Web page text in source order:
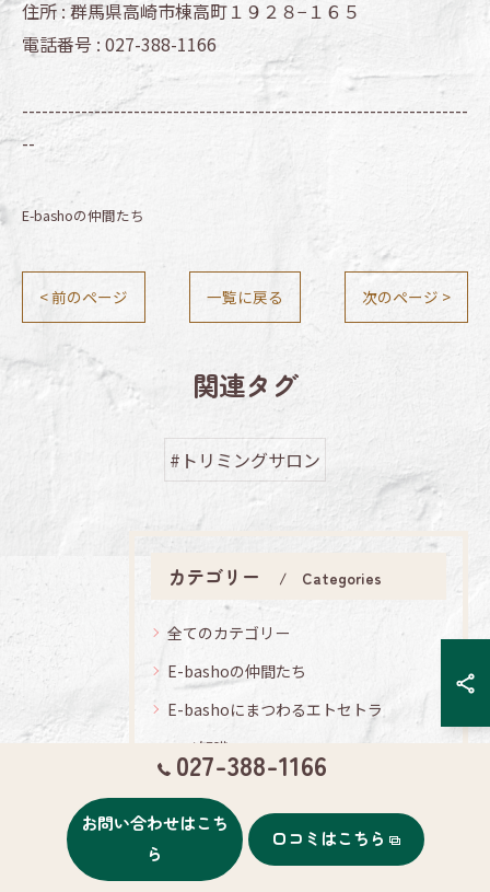
住所 :群馬県高崎市棟高町１９２８−１６５
電話番号 : 027-388-1166
--------------------------------------------------------------------
--
E-bashoの仲間たち
< 前のページ 一覧に戻る 次のページ >
関連タグ
#トリミングサロン
カテゴリー Categories
全てのカテゴリー
E-bashoの仲間たち
E-bashoにまつわるエトセトラ
マメ知識
わんわーん
ブログネタ
027-388-1166
お問い合わせはこち
ら
口コミはこちら